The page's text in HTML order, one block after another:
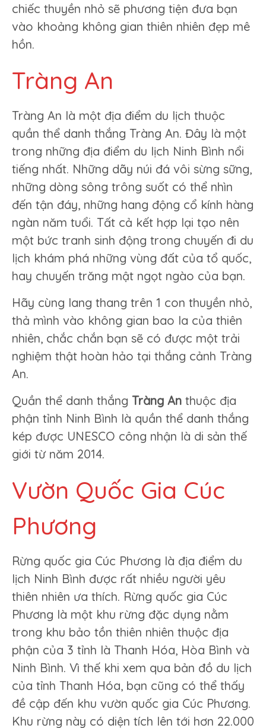
chiếc thuyền nhỏ sẽ phương tiện đưa bạn
vào khoảng không gian thiên nhiên đẹp mê
hồn.
Tràng An
Tràng An là một địa điểm du lịch thuộc
quần thể danh thắng Tràng An. Đây là một
trong những địa điểm du lịch Ninh Bình nổi
tiếng nhất. Những dãy núi đá vôi sừng sững,
những dòng sông trông suốt có thể nhìn
đến tận đáy, những hang động cổ kính hàng
ngàn năm tuổi. Tất cả kết hợp lại tạo nên
một bức tranh sinh động trong chuyến đi du
lịch khám phá những vùng đất của tổ quốc,
hay chuyến trăng mật ngọt ngào của bạn.
Hãy cùng lang thang trên 1 con thuyền nhỏ,
thả mình vào không gian bao la của thiên
nhiên, chắc chắn bạn sẽ có được một trải
nghiệm thật hoàn hảo tại thắng cảnh Tràng
An.
Quần thể danh thắng Tràng An thuộc địa
phận tỉnh Ninh Bình là quần thể danh thắng
kép được UNESCO công nhận là di sản thế
giới từ năm 2014.
Vườn Quốc Gia Cúc
Phương
Rừng quốc gia Cúc Phương là địa điểm du
lịch Ninh Bình được rất nhiều người yêu
thiên nhiên ưa thích. Rừng quốc gia Cúc
Phương là một khu rừng đặc dụng nằm
trong khu bảo tồn thiên nhiên thuộc địa
phận của 3 tỉnh là Thanh Hóa, Hòa Bình và
Ninh Bình. Vì thế khi xem qua bản đồ du lịch
của tỉnh Thanh Hóa, bạn cũng có thể thấy
đề cập đến khu vườn quốc gia Cúc Phương.
Khu rừng này có diện tích lên tới hơn 22.000